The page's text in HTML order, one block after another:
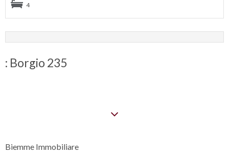
4
: Borgio 235
Biemme Immobiliare